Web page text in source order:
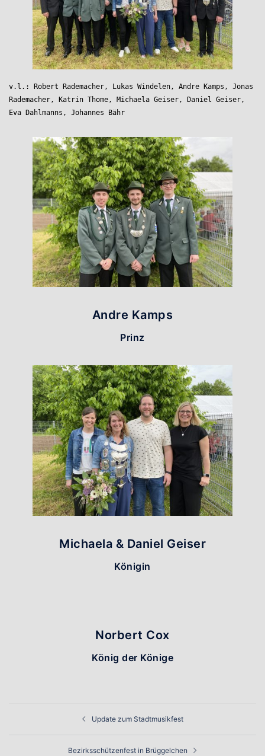
v.l.: Robert Rademacher, Lukas Windelen, Andre Kamps, Jonas
Rademacher, Katrin Thome, Michaela Geiser, Daniel Geiser,
Eva Dahlmanns, Johannes Bähr
Andre Kamps
Prinz
Michaela & Daniel Geiser
Königin
Norbert Cox
König der Könige
Update zum Stadtmusikfest
Bezirksschützenfest in Brüggelchen